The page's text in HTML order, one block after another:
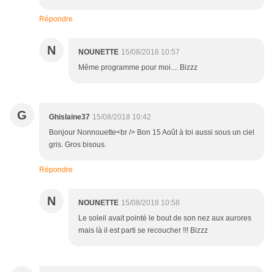
Répondre
N NOUNETTE 15/08/2018 10:57
Même programme pour moi.... Bizzz
G Ghislaine37 15/08/2018 10:42
Bonjour Nonnouette<br /> Bon 15 Août à toi aussi sous un ciel
gris. Gros bisous.
Répondre
N NOUNETTE 15/08/2018 10:58
Le soleil avait pointé le bout de son nez aux aurores
mais là il est parti se recoucher !!! Bizzz